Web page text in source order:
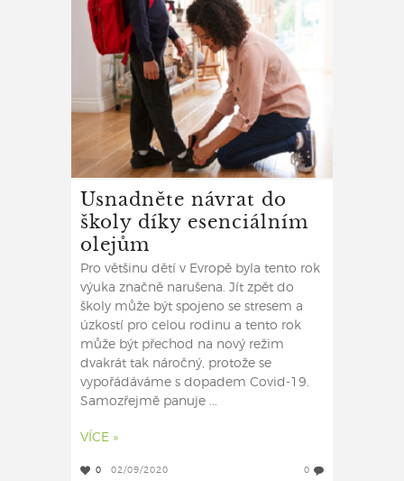
Usnadněte návrat do
školy díky esenciálním
olejům
Pro většinu dětí v Evropě byla tento rok
výuka značně narušena. Jít zpět do
školy může být spojeno se stresem a
úzkostí pro celou rodinu a tento rok
může být přechod na nový režim
dvakrát tak náročný, protože se
vypořádáváme s dopadem Covid-19.
Samozřejmě panuje ...
VÍCE »
0 02/09/2020 0